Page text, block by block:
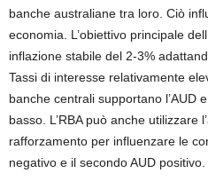
banche australiane tra loro. Ciò
economia. L’obiettivo principale
inflazione stabile del 2-3%
Tassi di interesse relativamente
banche centrali supportano l’AUD
basso. L’RBA può anche utilizzare
rafforzamento per influenzare le
negativo e il secondo AUD positivo.